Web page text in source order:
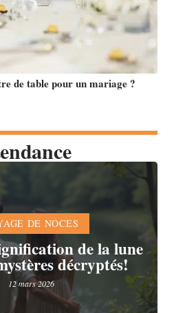
de table pour un mariage ?
DE NOCES
de la lune
décryptés!
12 mars 2026